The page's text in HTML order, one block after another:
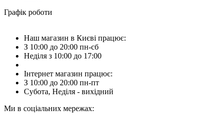
Графік роботи
Наш магазин в Києві працює:
З 10:00 до 20:00 пн-сб
Неділя з 10:00 до 17:00
Інтернет магазин працює:
З 10:00 до 20:00 пн-пт
Субота, Неділя - вихідний
Ми в соціальних мережах: